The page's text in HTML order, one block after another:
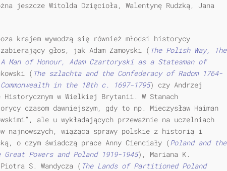
jeszcze Witolda Dzięcioła, Walentynę Rudzką, Jana
krajem wywodzą się również młodsi historycy
głos, jak Adam Zamoyski ( The Polish Way, The
A Man of Honour, Adam Czartoryski as aStatesman of
( Theszlachta andthe Confederacy ofRadom 1764-
inthe 18thc. 1697-1795) czy Andrzej
Historycznym w Wielkiej Brytanii. W Stanach
czasom dawniejszym, gdy to np. Mieczysław Haiman
ale u wykładających przeważnie na uczelniach
najnowszych, wiążąca sprawy polskie z historią i
o czym świadczą prace Anny Cienciały (Poland andthe
Great Powersand Poland 1919-1945), Mariana K.
S. Wandycza ( The Lands of PartitionedPoland